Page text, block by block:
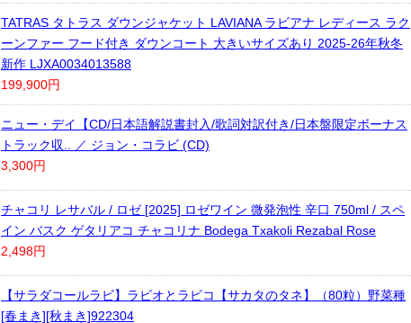
TATRAS タトラス ダウンジャケット LAVIANA ラビアナ レディース ラク
ーンファー フード付き ダウンコート 大きいサイズあり 2025-26年秋冬
新作 LJXA0034013588
199,900円
ニュー・デイ【CD/日本語解説書封入/歌詞対訳付き/日本盤限定ボーナス
トラック収.. ／ ジョン・コラビ (CD)
3,300円
チャコリ レサバル / ロゼ [2025] ロゼワイン 微発泡性 辛口 750ml / スペ
イン バスク ゲタリアコ チャコリナ Bodega Txakoli Rezabal Rose
2,498円
【サラダコールラビ】ラビオとラビコ【サカタのタネ】（80粒）野菜種
[春まき][秋まき]922304